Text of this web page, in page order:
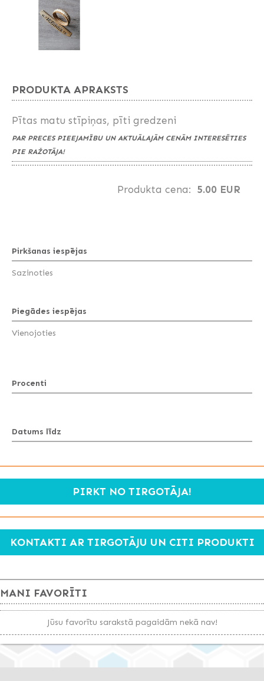
PRODUKTA APRAKSTS
Pītas matu stīpiņas, pīti gredzeni
PAR PRECES PIEEJAMĪBU UN AKTUĀLAJĀM CENĀM INTERESĒTIES
PIE RAŽOTĀJA!
Produkta cena: 5.00 EUR
Pirkšanas iespējas
Sazinoties
Piegādes iespējas
Vienojoties
Procenti
Datums līdz
PIRKT NO TIRGOTĀJA!
KONTAKTI AR TIRGOTĀJU UN CITI PRODUKTI
MANI FAVORĪTI
Jūsu favorītu sarakstā pagaidām nekā nav!